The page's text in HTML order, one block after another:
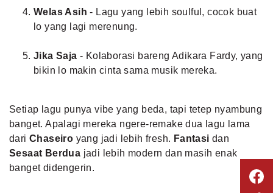
Welas Asih - Lagu yang lebih soulful, cocok buat
lo yang lagi merenung.
Jika Saja - Kolaborasi bareng Adikara Fardy, yang
bikin lo makin cinta sama musik mereka.
Setiap lagu punya vibe yang beda, tapi tetep nyambung
banget. Apalagi mereka ngere-remake dua lagu lama
dari Chaseiro yang jadi lebih fresh. Fantasi dan
Sesaat Berdua jadi lebih modern dan masih enak
banget didengerin.